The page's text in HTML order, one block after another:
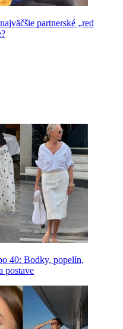
partnerské „red
40: Bodky, popelín,
postave